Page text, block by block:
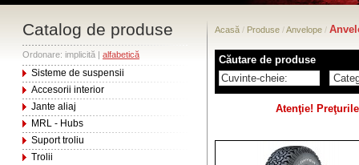
Catalog de produse
Ordonare: implicită | alfabetică
Sisteme de suspensii
Accesorii interior
Jante aliaj
MRL - Hubs
Suport troliu
Trolii
Acasă / Produse /Anvelope /
Căutare de produse
Atenţie!